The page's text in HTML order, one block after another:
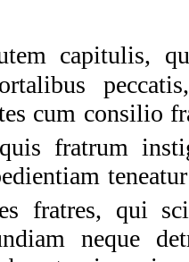
capitulis,
cum consilio
fratrum
fratres, qui
neque